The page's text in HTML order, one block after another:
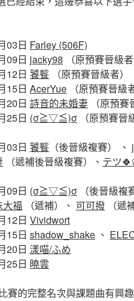
03日 Farley (506F)
09日 jacky98 （原預賽晉級者
12日 饕餮 （原預賽晉級者）
15日 AcerYue （原預賽晉級
20日 詩音的未婚妻 （原預賽
25日 (σ≧▽≦)σ （原預賽晉
03日 饕餮 （後晉級複賽） 、
（遞補後晉級複賽）、 テツ
09日 (σ≧▽≦)σ （後晉級複
大福 （遞補）、 可可撥 （遞
12日 Vividwort
15日 shadow_shake 、
20日 漾喵/ふめ
25日 曉雲
賽的完整名次與課題曲有興